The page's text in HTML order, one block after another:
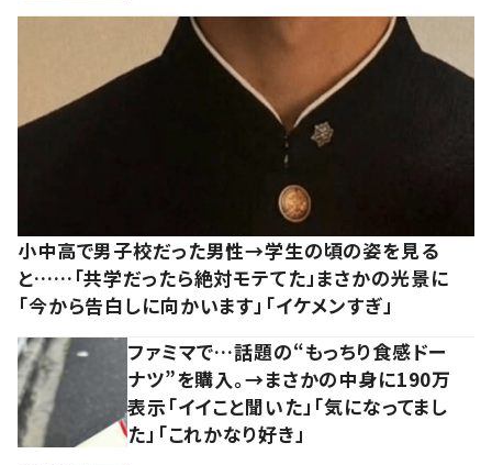
小中高で男子校だった男性→学生の頃の姿を見る
と……「共学だったら絶対モテてた」まさかの光景に
「今から告白しに向かいます」「イケメンすぎ」
ファミマで…話題の“もっちり食感ドー
ナツ”を購入。→まさかの中身に190万
表示「イイこと聞いた」「気になってまし
た」「これかなり好き」